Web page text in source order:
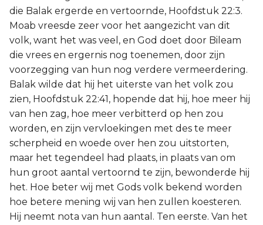
die Balak ergerde en vertoornde, Hoofdstuk 22:3.
Moab vreesde zeer voor het aangezicht van dit
volk, want het was veel, en God doet door Bileam
die vrees en ergernis nog toenemen, door zijn
voorzegging van hun nog verdere vermeerdering.
Balak wilde dat hij het uiterste van het volk zou
zien, Hoofdstuk 22:41, hopende dat hij, hoe meer hij
van hen zag, hoe meer verbitterd op hen zou
worden, en zijn vervloekingen met des te meer
scherpheid en woede over hen zou uitstorten,
maar het tegendeel had plaats, in plaats van om
hun groot aantal vertoornd te zijn, bewonderde hij
het. Hoe beter wij met Gods volk bekend worden
hoe betere mening wij van hen zullen koesteren.
Hij neemt nota van hun aantal. Ten eerste. Van het